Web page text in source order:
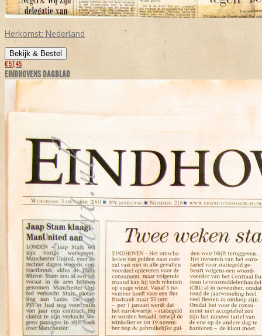
Herkomst: Nederland
Bekijk & Bestel
€ 57,45
EINDHOVENS DAGBLAD